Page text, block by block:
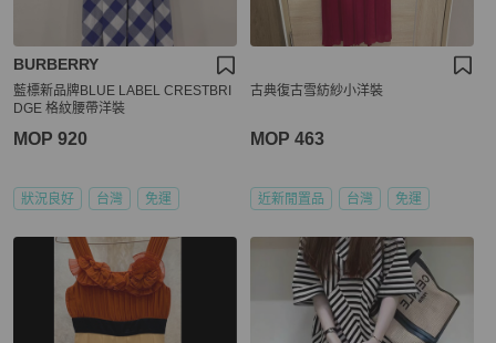
BURBERRY
藍標新品牌BLUE LABEL CRESTBRI
DGE 格紋腰帶洋裝
MOP 920
狀況良好 台灣 免運
古典復古雪紡紗小洋裝
MOP 463
近新閒置品 台灣 免運